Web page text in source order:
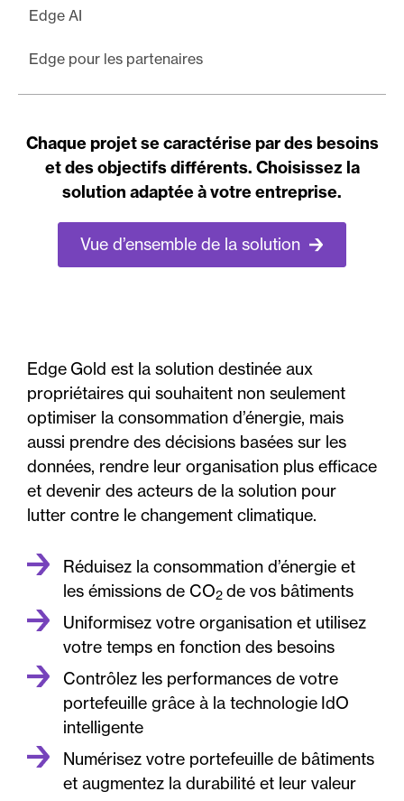
Edge AI
Edge pour les partenaires
Chaque projet se caractérise par des besoins
et des objectifs différents. Choisissez la
solution adaptée à votre entreprise.
Vue d’ensemble de la solution
Edge Gold est la solution destinée aux
propriétaires qui souhaitent non seulement
optimiser la consommation d’énergie, mais
aussi prendre des décisions basées sur les
données, rendre leur organisation plus efficace
et devenir des acteurs de la solution pour
lutter contre le changement climatique.
Réduisez la consommation d’énergie et
les émissions de CO2 de vos bâtiments
Uniformisez votre organisation et utilisez
votre temps en fonction des besoins
Contrôlez les performances de votre
portefeuille grâce à la technologie IdO
intelligente
Numérisez votre portefeuille de bâtiments
et augmentez la durabilité et leur valeur